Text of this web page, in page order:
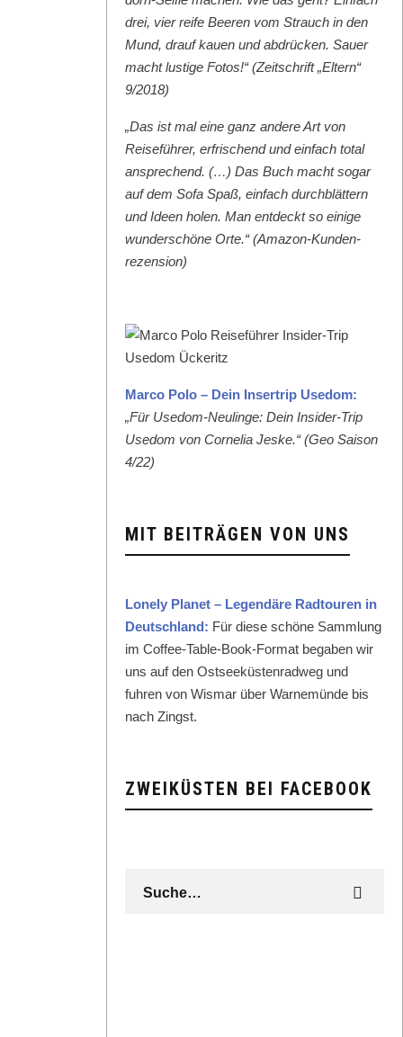
drei, vier reife Beeren vom Strauch in den
Mund, drauf kauen und abdrück­en. Sauer
macht lustige Fotos!“ (Zeitschrift „Eltern“
9/2018)
„Das ist mal eine ganz andere Art von
Reise­führer, erfrischend und ein­fach total
ansprechend. (…) Das Buch macht sog­ar
auf dem Sofa Spaß, ein­fach durch­blät­tern
und Ideen holen. Man ent­deckt so einige
wun­der­schöne Orte.“ (Ama­zon-Kun­den­
rezen­sion)
Mar­co Polo – Dein Inser­trip Use­dom:
„Für Use­dom-Neulinge: Dein Insid­er-Trip
Use­dom von Cor­nelia Jeske.“ (Geo Sai­son
4/22)
MIT BEITRÄGEN VON UNS
Lone­ly Plan­et – Leg­endäre Rad­touren in
Deutsch­land: Für diese schöne Samm­lung
im Cof­fee-Table-Book-For­mat begaben wir
uns auf den Ost­seeküsten­rad­weg und
fuhren von Wis­mar über Warnemünde bis
nach Zingst.
ZWEIKÜSTEN BEI FACEBOOK